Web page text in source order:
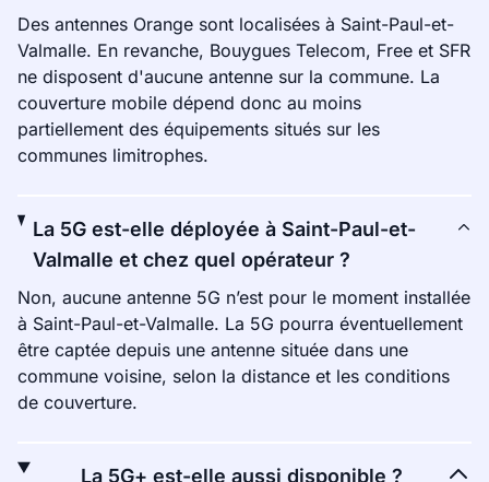
Des antennes Orange sont localisées à Saint-Paul-et-
Valmalle. En revanche, Bouygues Telecom, Free et SFR
ne disposent d'aucune antenne sur la commune. La
couverture mobile dépend donc au moins
partiellement des équipements situés sur les
communes limitrophes.
La 5G est-elle déployée à Saint-Paul-et-
Valmalle et chez quel opérateur ?
Non, aucune antenne 5G n’est pour le moment installée
à Saint-Paul-et-Valmalle. La 5G pourra éventuellement
être captée depuis une antenne située dans une
commune voisine, selon la distance et les conditions
de couverture.
La 5G+ est-elle aussi disponible ?